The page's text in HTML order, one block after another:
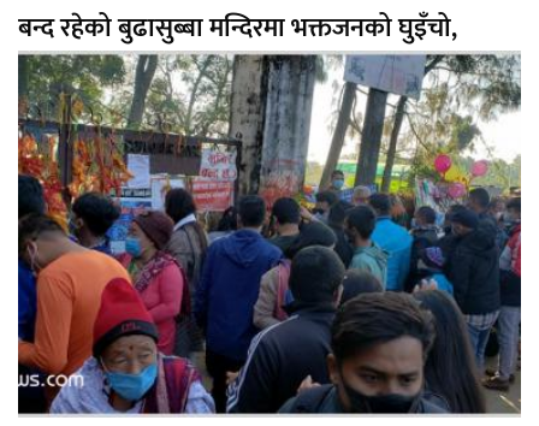
बन्द रहेको बुढासुब्बा मन्दिरमा भक्तजनको घुइँचो,